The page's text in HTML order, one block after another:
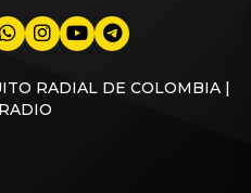
RADIAL DE COLOMBIA |